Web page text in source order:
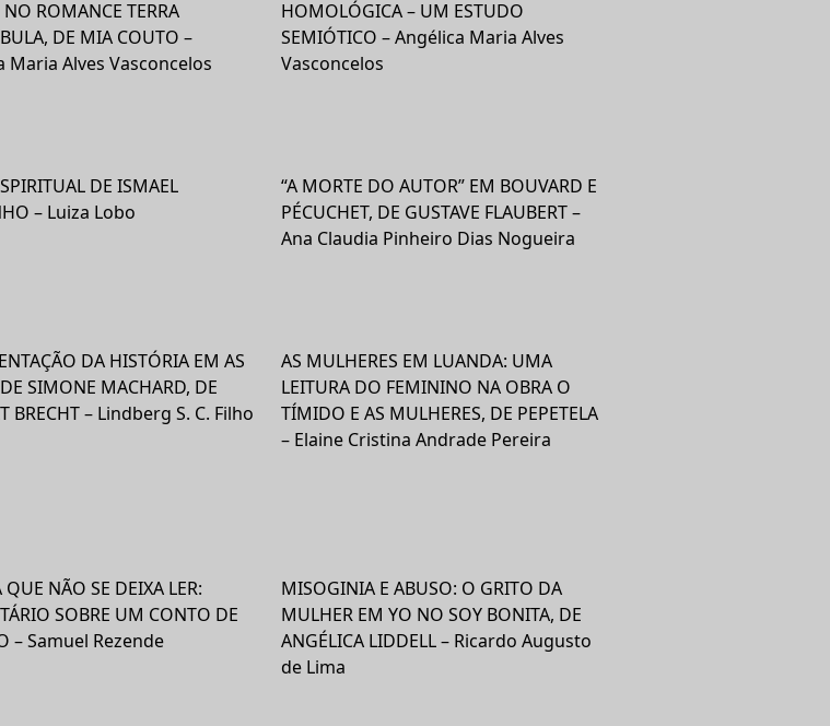
NO ROMANCE TERRA
DE MIA COUTO –
Maria Alves Vasconcelos
HOMOLÓGICA – UM ESTUDO
SEMIÓTICO – Angélica Maria Alves
Vasconcelos
DE ISMAEL
– Luiza Lobo
“A MORTE DO AUTOR” EM BOUVARD E
PÉCUCHET, DE GUSTAVE FLAUBERT –
Ana Claudia Pinheiro Dias Nogueira
DA HISTÓRIA EM AS
SIMONE MACHARD, DE
BRECHT – Lindberg S. C. Filho
AS MULHERES EM LUANDA: UMA
LEITURA DO FEMININO NA OBRA O
TÍMIDO E AS MULHERES, DE PEPETELA
– Elaine Cristina Andrade Pereira
NÃO SE DEIXA LER:
SOBRE UM CONTO DE
– Samuel Rezende
MISOGINIA E ABUSO: O GRITO DA
MULHER EM YO NO SOY BONITA, DE
ANGÉLICA LIDDELL – Ricardo Augusto
de Lima